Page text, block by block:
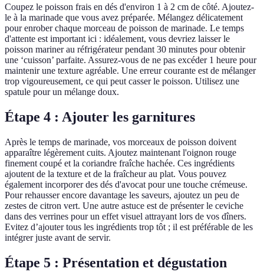
Coupez le poisson frais en dés d'environ 1 à 2 cm de côté. Ajoutez-
le à la marinade que vous avez préparée. Mélangez délicatement
pour enrober chaque morceau de poisson de marinade. Le temps
d'attente est important ici : idéalement, vous devriez laisser le
poisson mariner au réfrigérateur pendant 30 minutes pour obtenir
une ‘cuisson’ parfaite. Assurez-vous de ne pas excéder 1 heure pour
maintenir une texture agréable. Une erreur courante est de mélanger
trop vigoureusement, ce qui peut casser le poisson. Utilisez une
spatule pour un mélange doux.
Étape 4 : Ajouter les garnitures
Après le temps de marinade, vos morceaux de poisson doivent
apparaître légèrement cuits. Ajoutez maintenant l'oignon rouge
finement coupé et la coriandre fraîche hachée. Ces ingrédients
ajoutent de la texture et de la fraîcheur au plat. Vous pouvez
également incorporer des dés d'avocat pour une touche crémeuse.
Pour rehausser encore davantage les saveurs, ajoutez un peu de
zestes de citron vert. Une autre astuce est de présenter le ceviche
dans des verrines pour un effet visuel attrayant lors de vos dîners.
Evitez d’ajouter tous les ingrédients trop tôt ; il est préférable de les
intégrer juste avant de servir.
Étape 5 : Présentation et dégustation